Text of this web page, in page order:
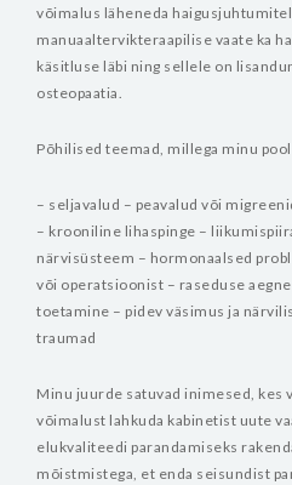
võimalus läheneda
manuaaltervikteraapilise vaate ka
käsitluse läbi ning sellele on
osteopaatia.
Põhilised teemad, millega minu
– seljavalud – peavalud või
– krooniline lihaspinge –
närvisüsteem – hormonaalsed
või operatsioonist – raseduse
toetamine – pidev väsimus ja
traumad
Minu juurde satuvad inimesed, kes
võimalust lahkuda kabinetist uute
elukvaliteedi parandamiseks
mõistmistega, et enda seisundist